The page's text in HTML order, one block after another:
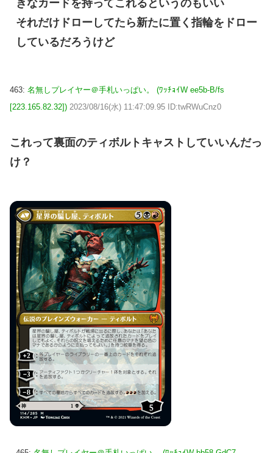
きなカードを持ってこれるというのもいい
それだけドローしてたら新たに置く指輪をドロー
しているだろうけど
463: 名無しプレイヤー＠手札いっぱい。 (ﾜｯﾁｮｲW ee5b-B/fs
[223.165.82.32]) 2023/08/16(水) 11:47:09.95 ID:twRWuCnz0
これって裏面のティボルトキャストしていいんだっ
け？